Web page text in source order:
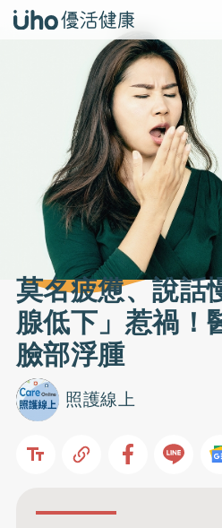
莫名疲憊、說話
腺低下」惹禍！
臉部浮腫
照護線上